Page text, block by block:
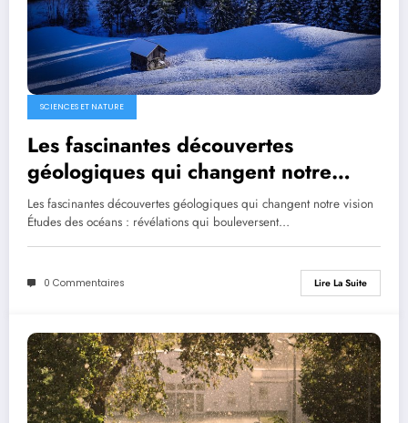
SCIENCES ET NATURE
Les fascinantes découvertes
géologiques qui changent notre
vision
Les fascinantes découvertes géologiques qui changent notre vision
Études des océans : révélations qui bouleversent…
0 Commentaires Lire La Suite